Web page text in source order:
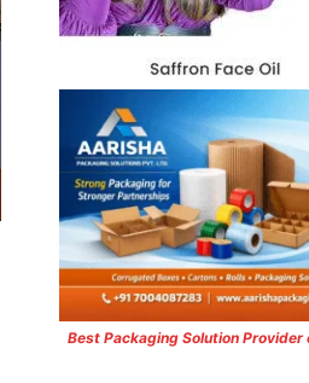
Best Packaging Solution Provider